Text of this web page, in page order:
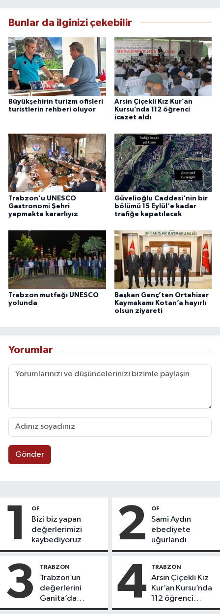
Bunlar da ilginizi çekebilir
Büyükşehirin turizm ofisleri
turistlerin rehberi oluyor
Arsin Çiçekli Kız Kur’an
Kursu’nda 112 öğrenci
icazet aldı
Trabzon'u UNESCO
Gastronomi Şehri
yapmakta kararlıyız
Güvelioğlu Caddesi'nin bir
bölümü 15 Eylül'e kadar
trafiğe kapatılacak
Trabzon mutfağı UNESCO
yolunda
Başkan Genç’ten Ortahisar
Kaymakamı Kotan’a hayırlı
olsun ziyareti
Yorumlar
Gönder
1 OF
Bizi biz yapan
değerlerimizi
kaybediyoruz
2 OF
Sami Aydın
ebediyete
uğurlandı
3 TRABZON
Trabzon’un
değerlerini
Ganita’da
yaşatıyoruz
4 TRABZON
Arsin Çiçekli Kız
Kur’an Kursu’nda
112 öğrenci
icazet aldı